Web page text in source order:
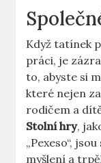
Když tatínek
práci, je
to, abyste si
které nejen
rodičem ⁣a
Stolní⁣ hry,​
„Pexeso“,
myšlení a